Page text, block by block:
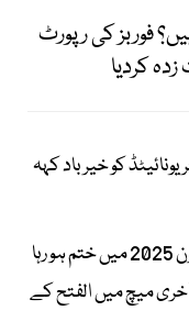
فوربز کی رپورٹ
کردیا
یونائیٹڈ کو خیرباد کہہ
رونالڈو کا النصر کے ساتھ موجودہ معاہدہ جون 2025 میں ختم ہو رہا
کو النصر کے آخری میچ میں الفتح کے